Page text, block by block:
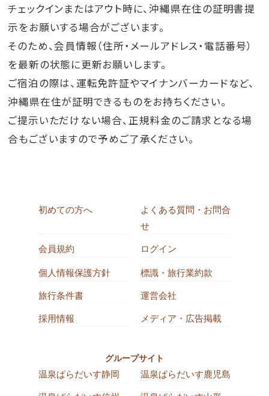
チェックインまたはアウト時に、沖縄県在住の証明書提
示をお願いする場合がございます。
そのため、会員情報（住所・メールアドレス・電話番号）
を最新の状態に更新お願いします。
ご宿泊の際は、運転免許証やマイナンバーカードなど、
沖縄県在住が証明できるものをお持ちください。
ご提示いただけない場合、正規料金のご請求となる場
合もございますので予めご了承ください。
初めての方へ
よくある質問・お問合
せ
会員規約 ログイン
個人情報保護方針 標識・旅行業約款
旅行条件書 運営会社
採用情報 メディア・広告掲載
グループサイト
温泉ぱらだいす静岡 温泉ぱらだいす鹿児島